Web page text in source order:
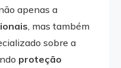
apenas a
, mas também
sobre a
proteção